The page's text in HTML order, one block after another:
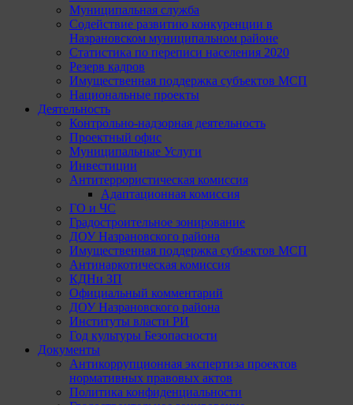
Муниципальная служба
Содействие развитию конкуренции в
Назрановском муниципальном районе
Статистика по переписи населения 2020
Резерв кадров
Имущественная поддержка субъектов МСП
Национальные проекты
Деятельность
Контрольно-надзорная деятельность
Проектный офис
Муниципальные Услуги
Инвестиции
Антитеррористическая комиссия
Адаптационная комиссия
ГО и ЧС
Градостроительное зонирование
ДОУ Назрановского района
Имущественная поддержка субъектов МСП
Антинаркотическая комиссия
КДНи ЗП
Официальный комментарий
ДОУ Назрановского района
Институты власти РИ
Год культуры Безопасности
Документы
Антикоррупционная экспертиза проектов
нормативных правовых актов
Политика конфиденциальности